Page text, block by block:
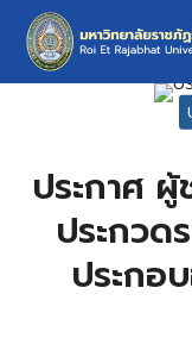
Skip
content
ประกาศ ผู้
ประกวด
ประกอ